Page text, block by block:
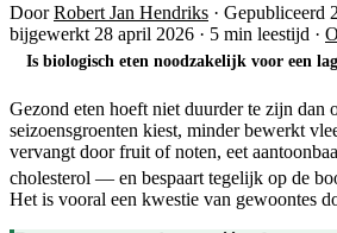
DoorRobert Jan Hendriks · Gepubliceerd
bijgewerkt 28 april 2026 · 5 min leestijd ·
Is biologisch eten noodzakelijk voor een
Gezond eten hoeft niet duurder te zijn dan
seizoensgroenten kiest, minder bewerkt
vervangt door fruit of noten, eet
cholesterol — en bespaart tegelijk op de
Het is vooral een kwestie van gewoontes